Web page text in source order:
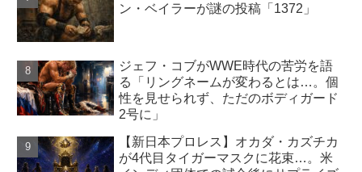
ン・ベイラーが謎の投稿「1372」
ジェフ・コブがWWE時代の苦労を語
る「リングネームが変わるとは…。個
性を見せられず、ただのボディガード
2号に」
【新日本プロレス】オカダ・カズチカ
が4代目タイガーマスクに花束…。米